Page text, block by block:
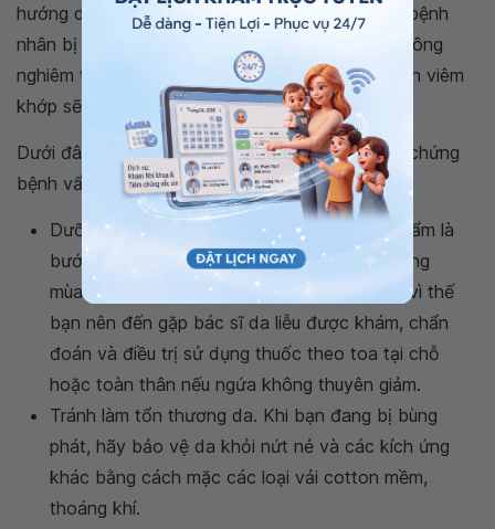
hướng dẫn bởi các vấn đề về da. Hoặc một số bệnh
nhân bị viêm khớp nặng và các vấn đề về da không
nghiêm trọng như vậy, trong trường hợp đó, bệnh viêm
khớp sẽ quyết định liệu pháp điều trị.
Dưới đây là một số cách để giải quyết các triệu chứng
bệnh vẩy nến khi bùng phát:
Dưỡng ẩm. Trong quá trình bùng phát, khóa ẩm là
bước đầu tiên để giảm ngứa. Vào những tháng
mùa đông, bệnh của bạn có thể bùng phát, vì thế
bạn nên đến gặp bác sĩ da liễu được khám, chẩn
đoán và điều trị sử dụng thuốc theo toa tại chỗ
hoặc toàn thân nếu ngứa không thuyên giảm.
Tránh làm tổn thương da. Khi bạn đang bị bùng
phát, hãy bảo vệ da khỏi nứt nẻ và các kích ứng
khác bằng cách mặc các loại vải cotton mềm,
thoáng khí.